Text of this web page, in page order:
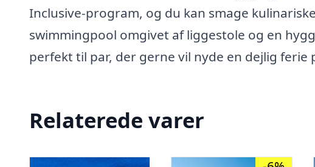
Inclusive-program, og du kan smage
swimmingpool omgivet af liggestole og en
perfekt til par, der gerne vil nyde en dejlig ferie
Relaterede varer